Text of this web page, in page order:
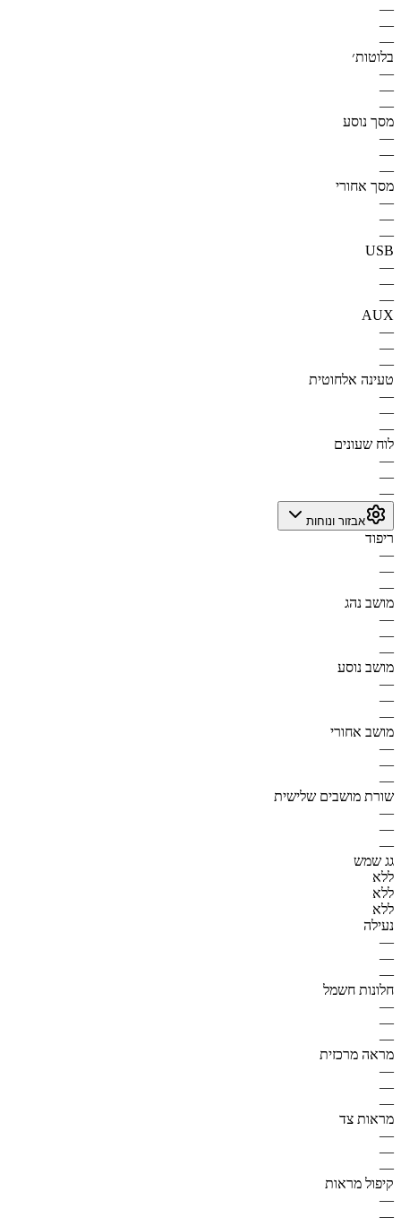
—
—
—
בלוטות׳
—
—
—
מסך נוסע
—
—
—
מסך אחורי
—
—
—
USB
—
—
—
AUX
—
—
—
טעינה אלחוטית
—
—
—
לוח שעונים
—
—
—
אבזור ונוחות
ריפוד
—
—
—
מושב נהג
—
—
—
מושב נוסע
—
—
—
מושב אחורי
—
—
—
שורת מושבים שלישית
—
—
—
גג שמש
ללא
ללא
ללא
נעילה
—
—
—
חלונות חשמל
—
—
—
מראה מרכזית
—
—
—
מראות צד
—
—
—
קיפול מראות
—
—